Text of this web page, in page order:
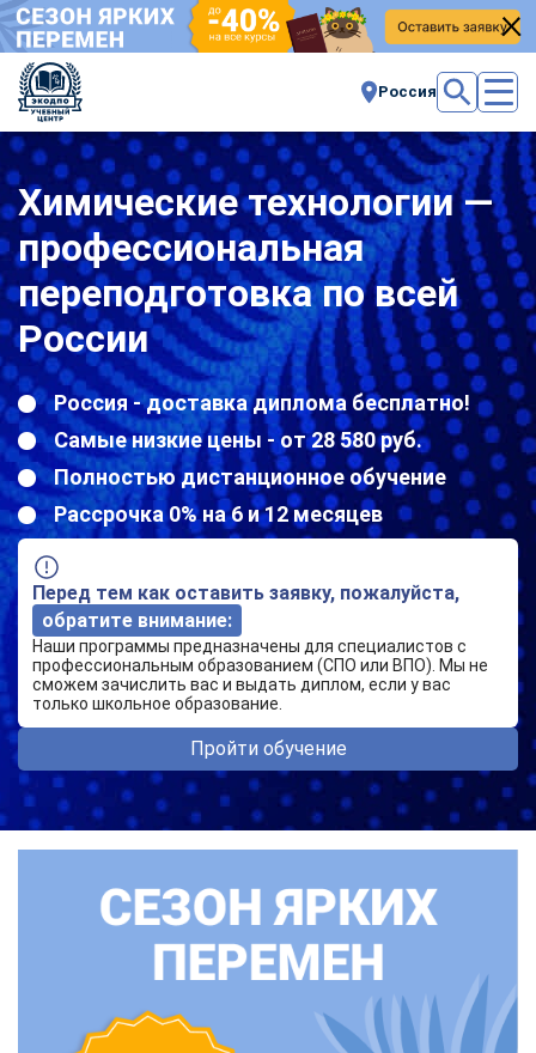
Россия
Химические технологии —
профессиональная
переподготовка по всей
России
Россия - доставка диплома бесплатно!
Самые низкие цены - от 28 580 руб.
Полностью дистанционное обучение
Рассрочка 0% на 6 и 12 месяцев
Перед тем как оставить заявку, пожалуйста,
обратите внимание:
Наши программы предназначены для специалистов с
профессиональным образованием (СПО или ВПО). Мы не
сможем зачислить вас и выдать диплом, если у вас
только школьное образование.
Пройти обучение